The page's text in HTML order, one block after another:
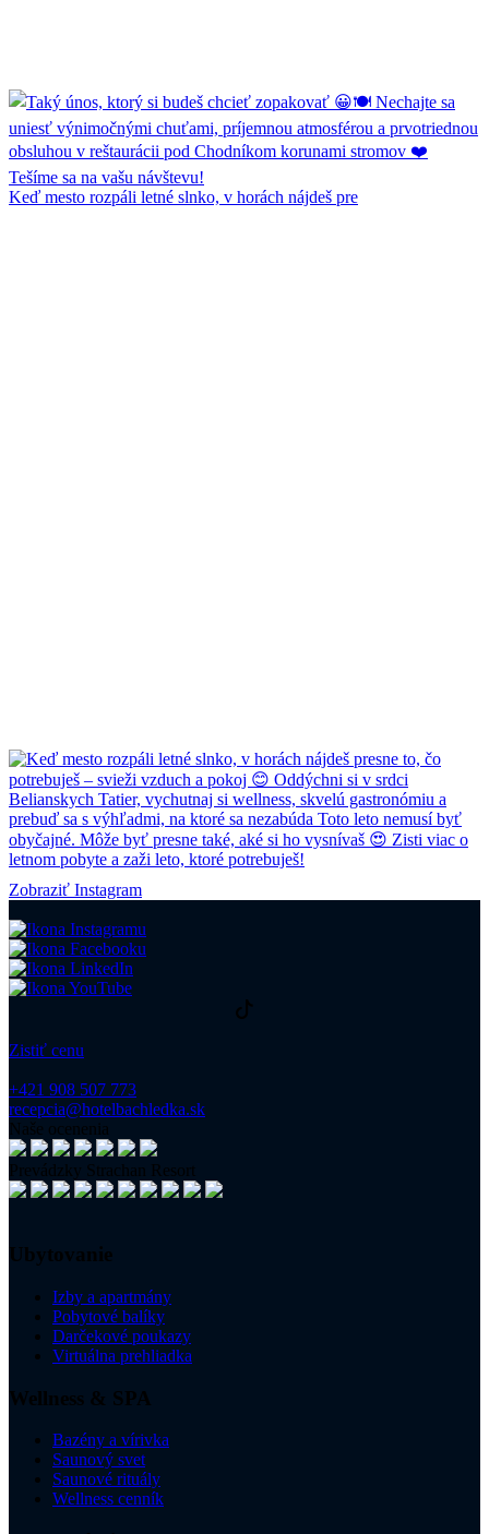
Keď mesto rozpáli letné slnko, v horách nájdeš pre
Zobraziť Instagram
Zistiť cenu
+421 908 507 773
recepcia@hotelbachledka.sk
Naše ocenenia
Prevádzky Strachan Resort
Ubytovanie
Izby a apartmány
Pobytové balíky
Darčekové poukazy
Virtuálna prehliadka
Wellness & SPA
Bazény a vírivka
Saunový svet
Saunové rituály
Wellness cenník